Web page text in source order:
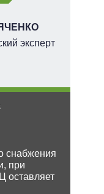
эксперт
снабжения
при
оставляет